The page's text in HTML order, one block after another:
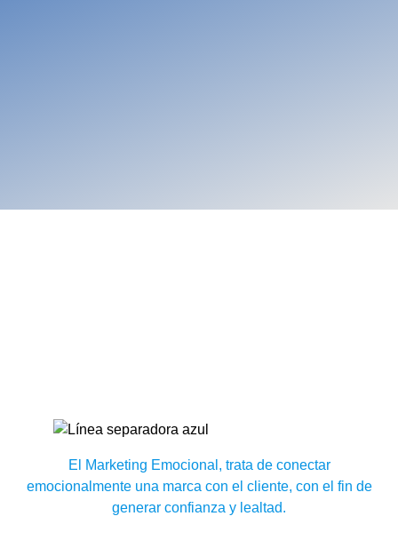
El Marketing Emocional, trata de conectar
emocionalmente una marca con el cliente, con el fin de
generar confianza y lealtad.